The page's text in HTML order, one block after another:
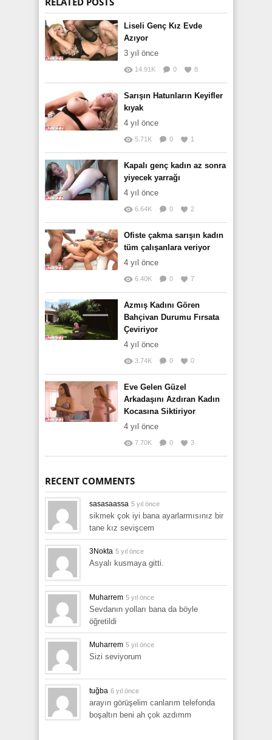
Liseli Genç Kız Evde
Azıyor
3 yıl önce
14.91K 0 8
Sarışın Hatunların Keyifler
kıyak
4 yıl önce
5.71K 0 1
Kapalı genç kadın az sonra
yiyecek yarrağı
4 yıl önce
6.64K 0 2
Ofiste çakma sarışın kadın
tüm çalışanlara veriyor
4 yıl önce
6.40K 0 7
Azmış Kadını Gören
Bahçivan Durumu Fırsata
Çeviriyor
4 yıl önce
3.74K 0 0
Eve Gelen Güzel
Arkadaşını Azdıran Kadın
Kocasına Siktiriyor
4 yıl önce
7.70K 0 3
RECENT COMMENTS
sasasaassa 5 yıl önce
sikmek çok iyi bana ayarlarmısınız bir
tane kız sevişcem
3Nokta 5 yıl önce
Asyalı kusmaya gitti.
Muharrem 5 yıl önce
Sevdanın yolları bana da böyle
öğretildi
Muharrem 5 yıl önce
Sizi seviyorum
tuğba 6 yıl önce
arayın görüşelim canlarım telefonda
boşaltın beni ah çok azdımm